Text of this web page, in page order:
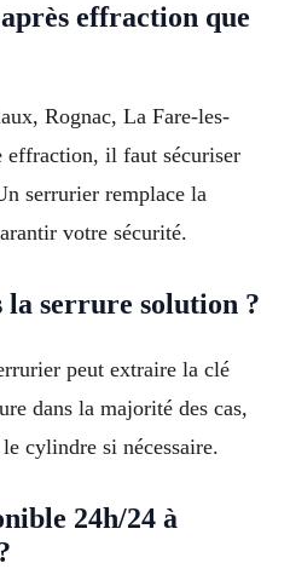
effraction que
Rognac, La Fare-les-
effraction, il faut sécuriser
serrurier remplace la
votre sécurité.
la serrure solution ?
peut extraire la clé
dans la majorité des cas,
cylindre si nécessaire.
24h/24 à